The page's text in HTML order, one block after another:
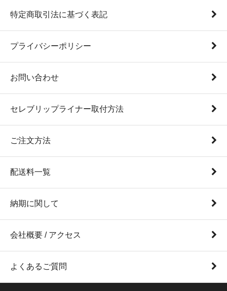
特定商取引法に基づく表記
プライバシーポリシー
お問い合わせ
セレブリップライナー取付方法
ご注文方法
配送料一覧
納期に関して
会社概要 / アクセス
よくあるご質問